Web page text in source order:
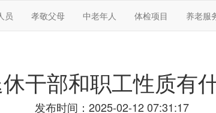
员 孝敬父母 中老年人 体检项目 养老服
干部和职工性质有
发布时间：2025-02-12 07:31:17